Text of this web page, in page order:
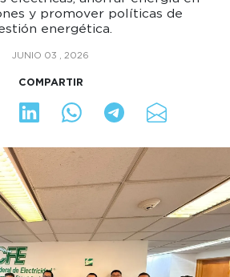
y promover políticas de
energética.
JUNIO 03 , 2026
COMPARTIR